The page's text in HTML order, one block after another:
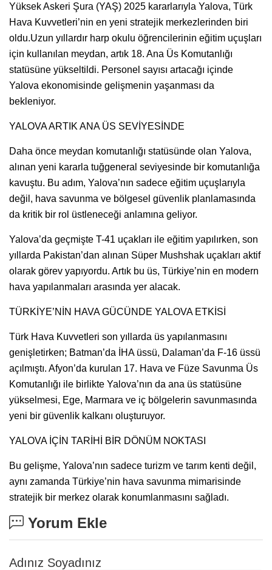
Yüksek Askeri Şura (YAŞ) 2025 kararlarıyla Yalova, Türk
Hava Kuvvetleri’nin en yeni stratejik merkezlerinden biri
oldu.Uzun yıllardır harp okulu öğrencilerinin eğitim uçuşları
için kullanılan meydan, artık 18. Ana Üs Komutanlığı
statüsüne yükseltildi. Personel sayısı artacağı içinde
Yalova ekonomisinde gelişmenin yaşanması da
bekleniyor.
YALOVA ARTIK ANA ÜS SEVİYESİNDE
Daha önce meydan komutanlığı statüsünde olan Yalova,
alınan yeni kararla tuğgeneral seviyesinde bir komutanlığa
kavuştu. Bu adım, Yalova’nın sadece eğitim uçuşlarıyla
değil, hava savunma ve bölgesel güvenlik planlamasında
da kritik bir rol üstleneceği anlamına geliyor.
Yalova’da geçmişte T-41 uçakları ile eğitim yapılırken, son
yıllarda Pakistan’dan alınan Süper Mushshak uçakları aktif
olarak görev yapıyordu. Artık bu üs, Türkiye’nin en modern
hava yapılanmaları arasında yer alacak.
TÜRKİYE’NİN HAVA GÜCÜNDE YALOVA ETKİSİ
Türk Hava Kuvvetleri son yıllarda üs yapılanmasını
genişletirken; Batman’da İHA üssü, Dalaman’da F-16 üssü
açılmıştı. Afyon’da kurulan 17. Hava ve Füze Savunma Üs
Komutanlığı ile birlikte Yalova’nın da ana üs statüsüne
yükselmesi, Ege, Marmara ve iç bölgelerin savunmasında
yeni bir güvenlik kalkanı oluşturuyor.
YALOVA İÇİN TARİHİ BİR DÖNÜM NOKTASI
Bu gelişme, Yalova’nın sadece turizm ve tarım kenti değil,
aynı zamanda Türkiye’nin hava savunma mimarisinde
stratejik bir merkez olarak konumlanmasını sağladı.
Yorum Ekle
Adınız Soyadınız